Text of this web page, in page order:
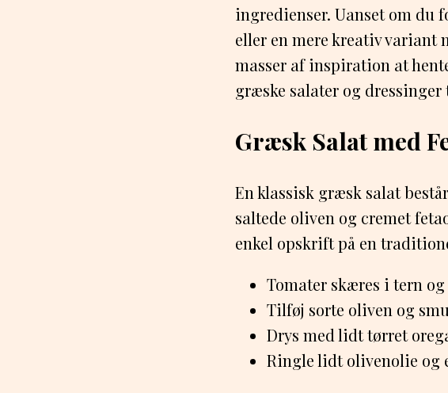
ingredienser. Uanset om du
eller en mere kreativ variant
masser af inspiration at
græske salater og
Græsk Salat med
En klassisk græsk salat
saltede oliven og cremet
enkel opskrift på en
Tomater skæres i tern
Tilføj sorte oliven og
Drys med lidt tørret
Ringle lidt olivenolie og